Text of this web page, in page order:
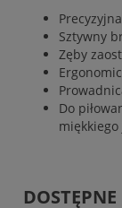
Sztywny
Zęby
Do